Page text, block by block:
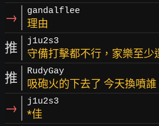
→ gandalflee
理由
推 j1u2s3
守備打擊都不行，家樂至少
推 RudyGay
吸砲火的下去了 今天換噴誰
→ j1u2s3
*佳